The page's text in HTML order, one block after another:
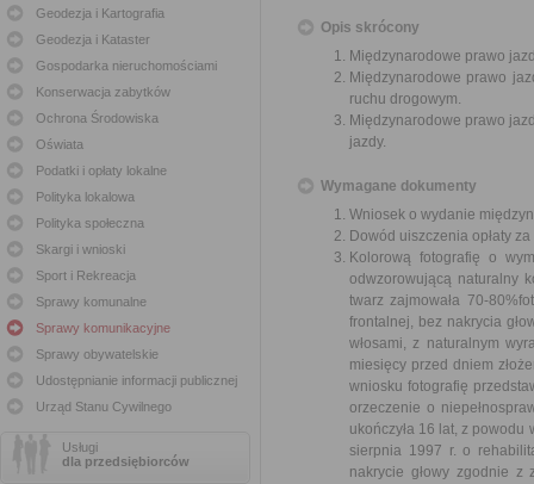
Geodezja i Kartografia
Geodezja i Kataster
Gospodarka nieruchomościami
Konserwacja zabytków
Ochrona Środowiska
Oświata
Podatki i opłaty lokalne
Polityka lokalowa
Polityka społeczna
Skargi i wnioski
Sport i Rekreacja
Sprawy komunalne
Sprawy komunikacyjne
Sprawy obywatelskie
Udostępnianie informacji publicznej
Urząd Stanu Cywilnego
Usługi
dla przedsiębiorców
Opis skrócony
Międzynarodowe prawo
Międzynarodowe prawo
ruchu drogowym.
Międzynarodowe prawo
jazdy.
Wymagane dokumenty
Wniosek o wydanie
Dowód uiszczenia opłaty
Kolorową fotografię o
odwzorowującą naturalny
twarz zajmowała 70-
frontalnej, bez nakrycia
włosami, z naturalnym
miesięcy przed dniem
wniosku fotografię
orzeczenie o
ukończyła 16 lat, z
sierpnia 1997 r. o
nakrycie głowy zgodnie z